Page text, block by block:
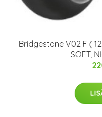
Bridgestone V02 F (
SOFT,